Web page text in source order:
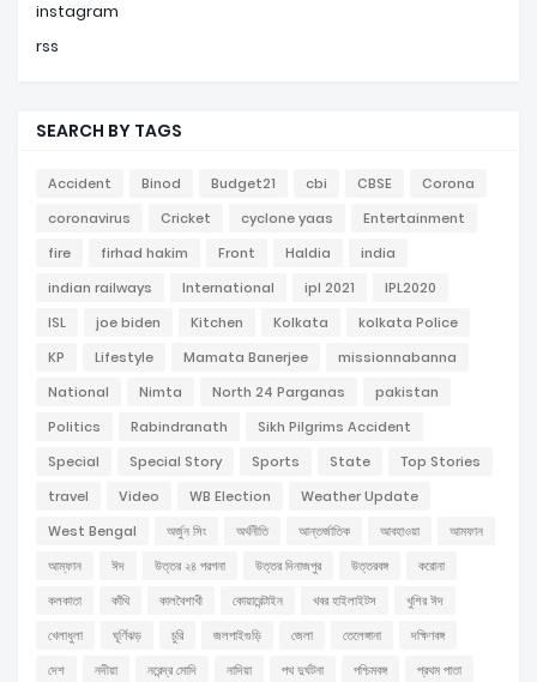
instagram
rss
SEARCH BY TAGS
Accident Binod Budget21 cbi CBSE
Corona
coronavirus
Cricket cyclone yaas
Entertainment
fire
firhad hakim Front Haldia
india
indian railways
International ipl 2021
IPL2020
ISL
joe biden Kitchen Kolkata
kolkata Police
KP
Lifestyle Mamata Banerjee
missionnabanna
National
Nimta North 24 Parganas
pakistan
Politics
Rabindranath
Sikh Pilgrims Accident
Special
Special Story Sports State
Top Stories
travel
Video WB Election
Weather Update
West Bengal
অর্জুন সিং অর্থনীতি আন্তর্জাতিক আবহাওয়া
আমফান
আম্ফান
ঈদ উত্তর ২৪ পরগনা উত্তর দিনাজপুর উত্তরবঙ্গ
করোনা
কলকাতা
কাঁথি কালবৈশাখী কোয়ারেন্টাইন খবর হাইলাইটস
খুশির ঈদ
খেলাধুলা
ঘূর্ণিঝড় চুরি জলপাইগুড়ি জেলা তেলেঙ্গানা
দক্ষিণবঙ্গ
দেশ
নদীয়া নরেন্দ্র মোদি নাদিয়া পথ দুর্ঘটনা পশ্চিমবঙ্গ
প্রথম পাতা